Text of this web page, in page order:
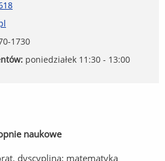
1730
poniedziałek 11:30 - 13:00
naukowe
matematyka